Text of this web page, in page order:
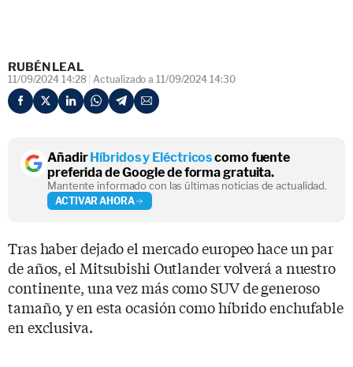
RUBÉN LEAL
11/09/2024 14:28 Actualizado a 11/09/2024 14:30
AñadirHíbridos y Eléctricoscomo fuente
preferida de Google de forma gratuita.
Mantente informado con las últimas noticias de actualidad.
ACTIVAR AHORA
Tras haber dejado el mercado europeo hace un par
de años, el Mitsubishi Outlander volverá a nuestro
continente, una vez más como SUV de generoso
tamaño, y en esta ocasión como híbrido enchufable
en exclusiva.